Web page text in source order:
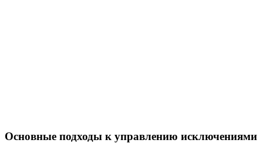
Основные подходы к управлению исключениями